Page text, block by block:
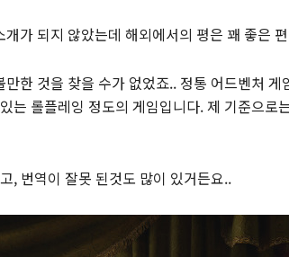
되지 않았는데 해외에서의 평은 꽤 좋은
한 것을 찾을 수가 없었죠.. 정통 어드벤처 게
롤플레잉 정도의 게임입니다. 제 기준으로
, 번역이 잘못 된것도 많이 있거든요..